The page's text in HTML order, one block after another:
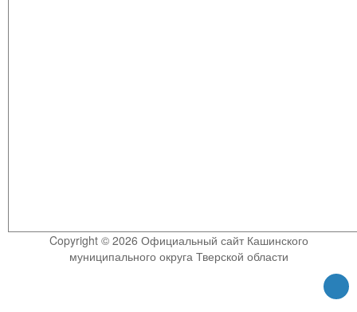
Copyright © 2026 Официальный сайт Кашинского
муниципального округа Тверской области